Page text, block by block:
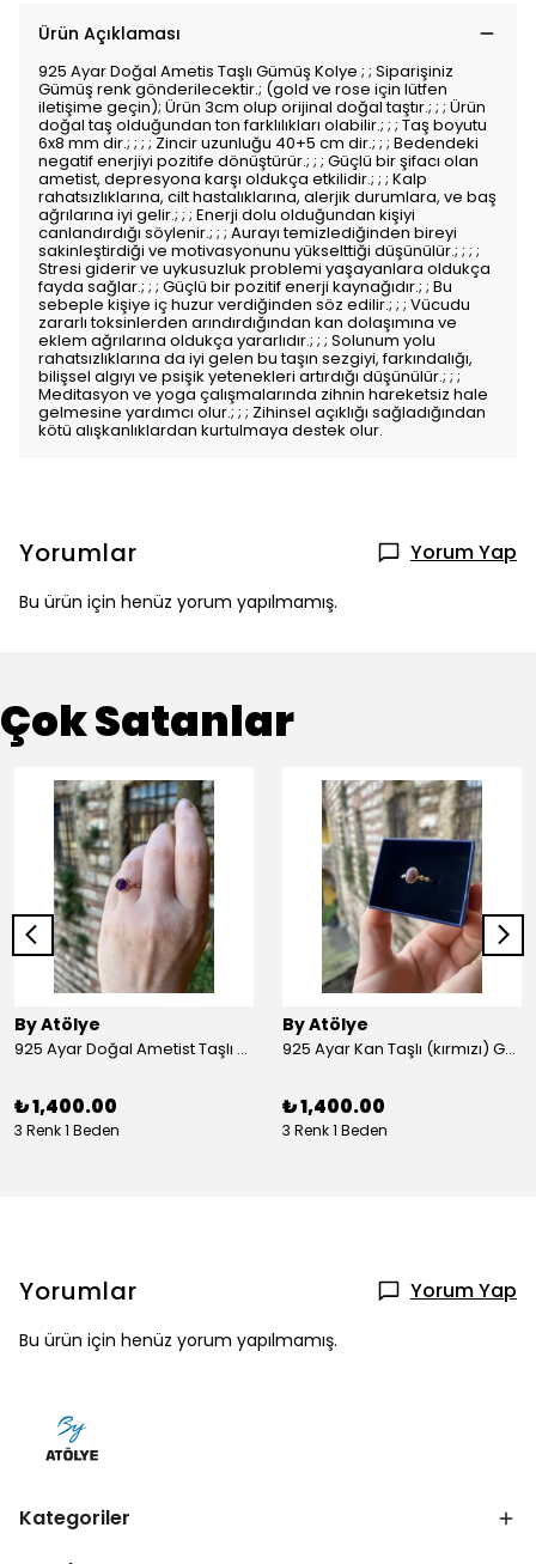
Ürün Açıklaması
925 Ayar Doğal Ametis Taşlı Gümüş Kolye ; ; Siparişiniz
Gümüş renk gönderilecektir.; (gold ve rose için lütfen
iletişime geçin); Ürün 3cm olup orijinal doğal taştır.; ; ; Ürün
doğal taş olduğundan ton farklılıkları olabilir.; ; ; Taş boyutu
6x8 mm dir.; ; ; ; Zincir uzunluğu 40+5 cm dir.; ; ; Bedendeki
negatif enerjiyi pozitife dönüştürür.; ; ; Güçlü bir şifacı olan
ametist, depresyona karşı oldukça etkilidir.; ; ; Kalp
rahatsızlıklarına, cilt hastalıklarına, alerjik durumlara, ve baş
ağrılarına iyi gelir.; ; ; Enerji dolu olduğundan kişiyi
canlandırdığı söylenir.; ; ; Aurayı temizlediğinden bireyi
sakinleştirdiği ve motivasyonunu yükselttiği düşünülür.; ; ; ;
Stresi giderir ve uykusuzluk problemi yaşayanlara oldukça
fayda sağlar.; ; ; Güçlü bir pozitif enerji kaynağıdır.; ; Bu
sebeple kişiye iç huzur verdiğinden söz edilir.; ; ; Vücudu
zararlı toksinlerden arındırdığından kan dolaşımına ve
eklem ağrılarına oldukça yararlıdır.; ; ; Solunum yolu
rahatsızlıklarına da iyi gelen bu taşın sezgiyi, farkındalığı,
bilişsel algıyı ve psişik yetenekleri artırdığı düşünülür.; ; ;
Meditasyon ve yoga çalışmalarında zihnin hareketsiz hale
gelmesine yardımcı olur.; ; ; Zihinsel açıklığı sağladığından
kötü alışkanlıklardan kurtulmaya destek olur.
Yorumlar Yorum Yap
Bu ürün için henüz yorum yapılmamış.
Çok Satanlar
By Atölye
925 Ayar Doğal Ametist Taşlı Yuvarlak Gümüş Yüzük
₺ 1,400.00
3 Renk 1 Beden
By Atölye
925 Ayar Kan Taşlı (kırmızı) Gümüş Yüzük
₺ 1,400.00
3 Renk 1 Beden
Yorumlar Yorum Yap
Bu ürün için henüz yorum yapılmamış.
Kategoriler